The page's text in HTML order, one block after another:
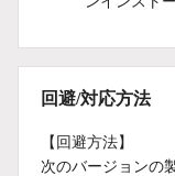
回避/対応方法
【回避方法】
次のバージョンの